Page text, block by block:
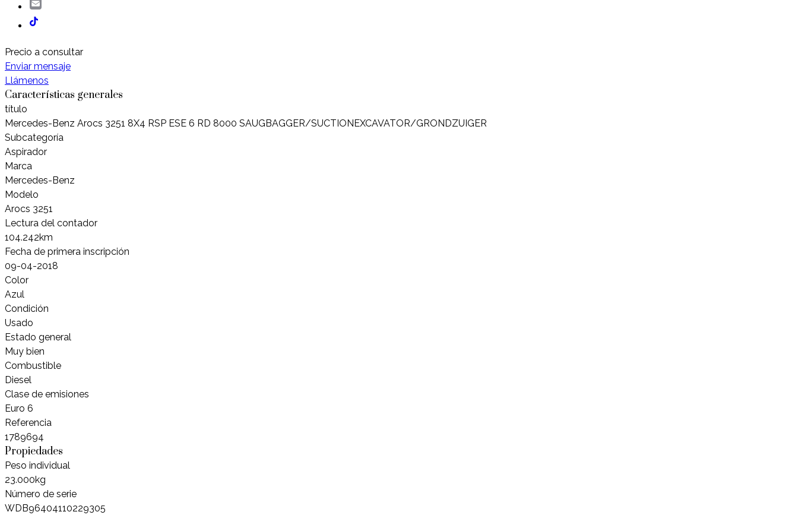
Precio a consultar
Enviar mensaje
Llámenos
Características generales
título
Mercedes-Benz Arocs 3251 8X4 RSP ESE 6 RD 8000 SAUGBAGGER/SUCTIONEXCAVATOR/GRONDZUIGER
Subcategoría
Aspirador
Marca
Mercedes-Benz
Modelo
Arocs 3251
Lectura del contador
104.242km
Fecha de primera inscripción
09-04-2018
Color
Azul
Condición
Usado
Estado general
Muy bien
Combustible
Diesel
Clase de emisiones
Euro 6
Referencia
1789694
Propiedades
Peso individual
23.000kg
Número de serie
WDB96404110229305